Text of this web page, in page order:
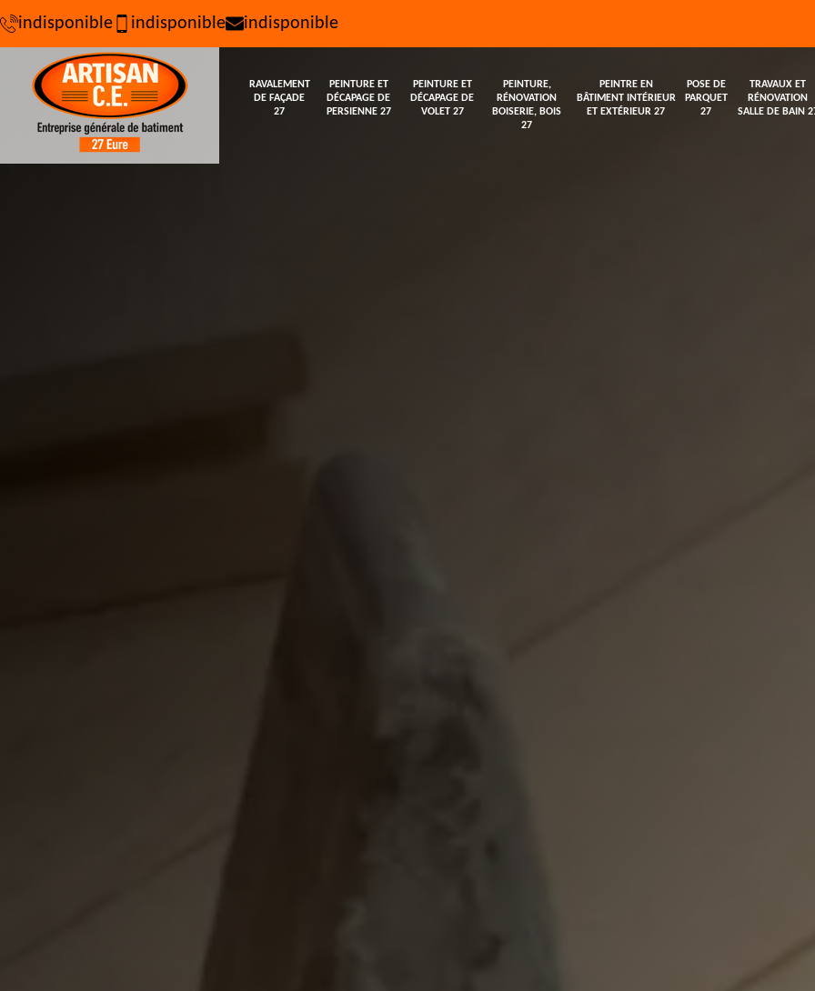
indisponible indisponible indisponible
RAVALEMENT
DE FAÇADE
27
PEINTURE ET
DÉCAPAGE DE
PERSIENNE 27
PEINTURE ET
DÉCAPAGE DE
VOLET 27
PEINTURE,
RÉNOVATION
BOISERIE, BOIS
27
PEINTRE EN
BÂTIMENT INTÉRIEUR
ET EXTÉRIEUR 27
POSE DE
PARQUET
27
TRAVAUX ET
RÉNOVATION
SALLE DE BAIN